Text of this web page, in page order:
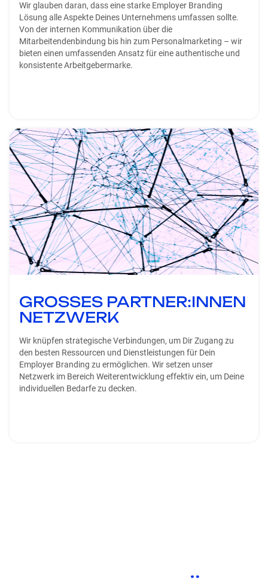
Wir glauben daran, dass eine starke Employer Branding
Lösung alle Aspekte Deines Unternehmens umfassen sollte.
Von der internen Kommunikation über die
Mitarbeitendenbindung bis hin zum Personalmarketing – wir
bieten einen umfassenden Ansatz für eine authentische und
konsistente Arbeitgebermarke.
GROSSES PARTNER:INNEN
NETZWERK
Wir knüpfen strategische Verbindungen, um Dir Zugang zu
den besten Ressourcen und Dienstleistungen für Dein
Employer Branding zu ermöglichen. Wir setzen unser
Netzwerk im Bereich Weiterentwicklung effektiv ein, um Deine
individuellen Bedarfe zu decken.